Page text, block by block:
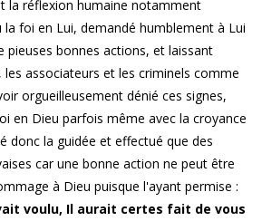
la réflexion humaine notamment
foi en Lui, demandé humblement à Lui
pieuses bonnes actions, et laissant
associateurs et les criminels comme
orgueilleusement dénié ces signes,
en Dieu parfois même avec la croyance
donc la guidée et effectué que des
car une bonne action ne peut être
à Dieu puisque l'ayant permise :
voulu, Il aurait certes fait de vous